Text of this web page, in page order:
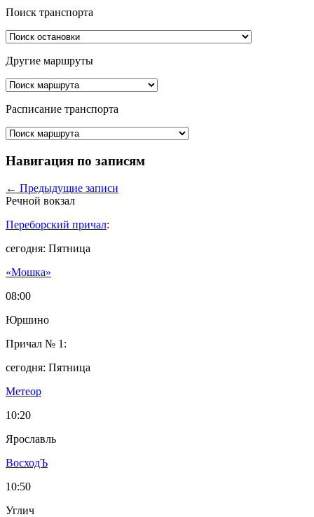
Поиск транспорта
Другие маршруты
Расписание транспорта
Навигация по записям
← Предыдущие записи
Речной вокзал
Переборский причал:
сегодня: Пятница
«Мошка»
08:00
Юршино
Причал № 1:
сегодня: Пятница
Метеор
10:20
Ярославль
ВосходЪ
10:50
Углич